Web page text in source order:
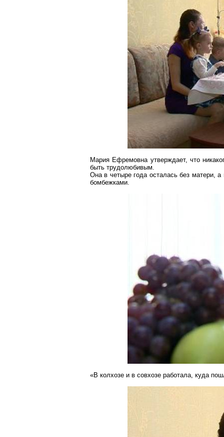
Мария Ефремовна утверждает, что
быть трудолюбивым.
Она в четыре года осталась без матери,
бомбежками.
«В колхозе и в совхозе работала, куда